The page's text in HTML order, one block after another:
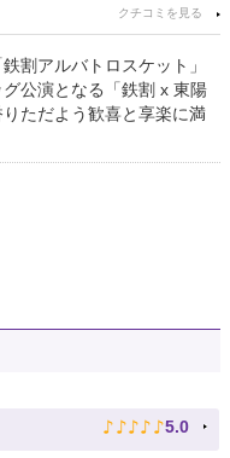
割アルバトロスケット」
公演となる「鉄割 x 東陽
ただよう歓喜と享楽に満
♪ ♪ ♪ ♪ ♪ 5.0